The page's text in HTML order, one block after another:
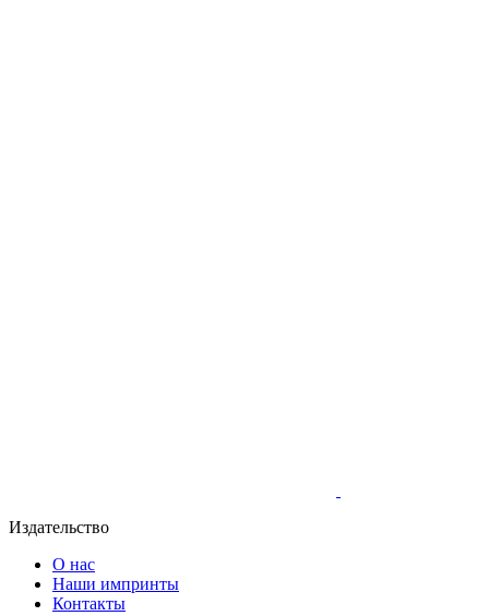
Издательство
О нас
Наши импринты
Контакты